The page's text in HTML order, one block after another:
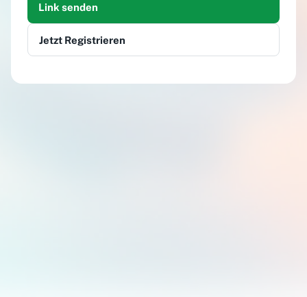
Link senden
Jetzt Registrieren